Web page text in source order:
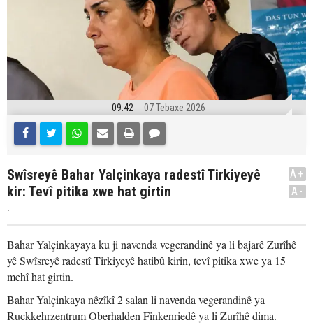
09:42 07 Tebaxe 2026
Swîsreyê Bahar Yalçinkaya radestî Tirkiyeyê
kir: Tevî pitika xwe hat girtin
.
A+
A-
Bahar Yalçinkayaya ku ji navenda vegerandinê ya li bajarê Zurîhê
yê Swîsreyê radestî Tirkiyeyê hatibû kirin, tevî pitika xwe ya 15
mehî hat girtin.
Bahar Yalçinkaya nêzîkî 2 salan li navenda vegerandinê ya
Ruckkehrzentrum Oberhalden Finkenriedê ya li Zurîhê dima.